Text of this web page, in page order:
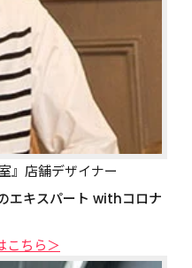
』店舗デザイナー
エキスパート withコロナ
こちら＞